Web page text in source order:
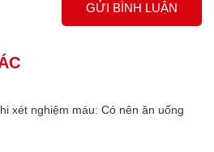
GỬI BÌNH LUẬN
xét nghiệm máu: Có nên ăn uống